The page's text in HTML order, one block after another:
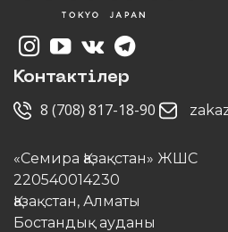
Контактілер
8 (708) 817-18-90
«Семира Қазақстан» ЖШС
220540014230
Қазақстан, Алматы
Бостандық ауданы